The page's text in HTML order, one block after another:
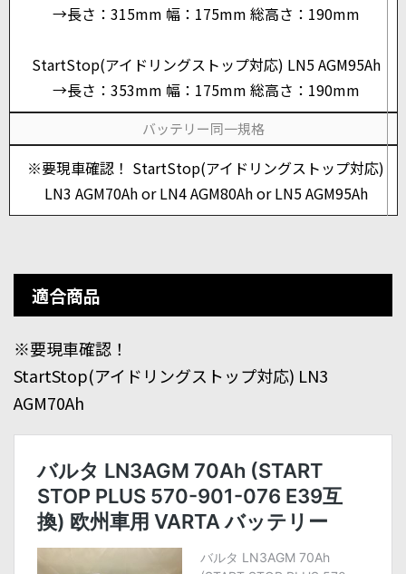
→長さ：315mm 幅：175mm 総高さ：190mm
StartStop(アイドリングストップ対応) LN5 AGM95Ah
→長さ：353mm 幅：175mm 総高さ：190mm
バッテリー同一規格
※要現車確認！ StartStop(アイドリングストップ対応)
LN3 AGM70Ah or LN4 AGM80Ah or LN5 AGM95Ah
適合商品
※要現車確認！
StartStop(アイドリングストップ対応) LN3
AGM70Ah